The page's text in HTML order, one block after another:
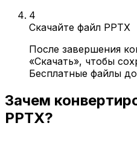
4
Скачайте файл PPTX
После завершения
«Скачать», чтобы
Бесплатные файлы
Зачем
PPTX?